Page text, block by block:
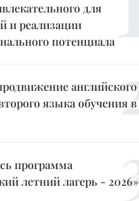
для
и реализации
потенциала
английского
языка обучения в
программа
летний лагерь - 2026»